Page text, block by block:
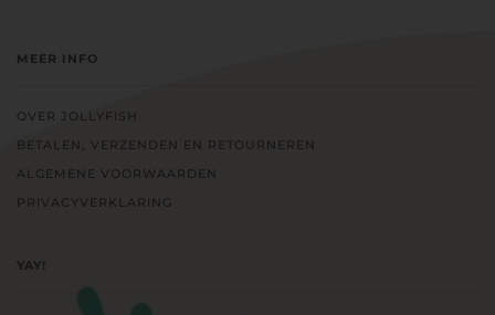
MEER INFO
OVER JOLLYFISH
BETALEN, VERZENDEN EN RETOURNEREN
ALGEMENE VOORWAARDEN
PRIVACYVERKLARING
YAY!